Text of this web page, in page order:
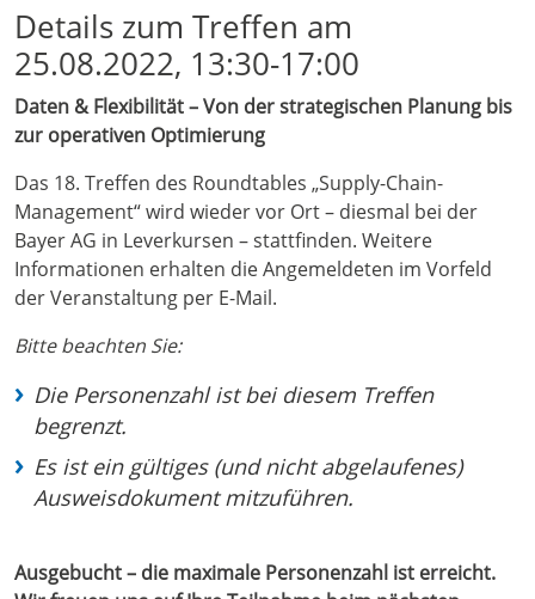
Details zum Treffen am
25.08.2022, 13:30-17:00
Daten & Flexibilität – Von der strategischen Planung bis
zur operativen Optimierung
Das 18. Treffen des Roundtables „Supply-Chain-
Management“ wird wieder vor Ort – diesmal bei der
Bayer AG in Leverkursen – stattfinden. Weitere
Informationen erhalten die Angemeldeten im Vorfeld
der Veranstaltung per E-Mail.
Bitte beachten Sie:
Die Personenzahl ist bei diesem Treffen
begrenzt.
Es ist ein gültiges (und nicht abgelaufenes)
Ausweisdokument mitzuführen.
Ausgebucht – die maximale Personenzahl ist erreicht.